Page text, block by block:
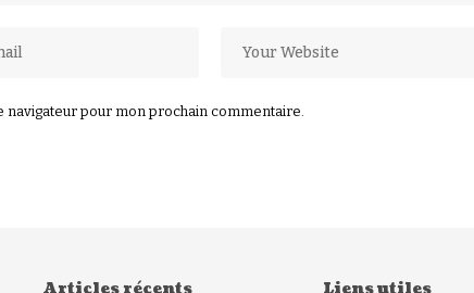
pour mon prochain commentaire.